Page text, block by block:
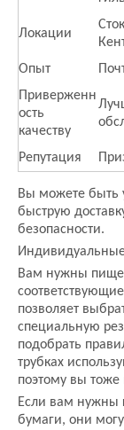
Локации
Опыт
Приверженн
ость
качеству
Репутация
Вы можете быть
быструю
безопасности.
Вам нужны
позволяет
специальную
подобрать
трубках
поэтому вы тоже
Если вам нужны
бумаги, они